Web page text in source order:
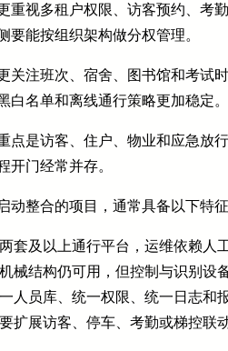
重视多租户权限、访客预约、考
要能按组织架构做分权管理。
关注班次、宿舍、图书馆和考试
白名单和离线通行策略更加稳定。
点是访客、住户、物业和应急放
开门经常并存。
动整合的项目，通常具备以下特征
套及以上通行平台，运维依赖人
机械结构仍可用，但控制与识别设
人员库、统一权限、统一日志和
扩展访客、停车、考勤或梯控联